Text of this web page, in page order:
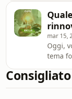
livello
idee
questo
presso
di
mar 15,
Oggi,
tema
o
Consigliato